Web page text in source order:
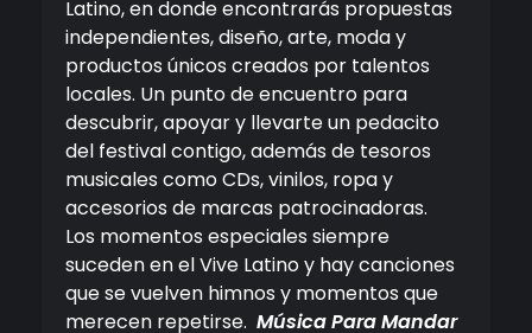
Latino, en donde encontrarás propuestas
independientes, diseño, arte, moda y
productos únicos creados por talentos
locales. Un punto de encuentro para
descubrir, apoyar y llevarte un pedacito
del festival contigo, además de tesoros
musicales como CDs, vinilos, ropa y
accesorios de marcas patrocinadoras.
Los momentos especiales siempre
suceden en el Vive Latino y hay canciones
que se vuelven himnos y momentos que
merecen repetirse. Música Para Mandar